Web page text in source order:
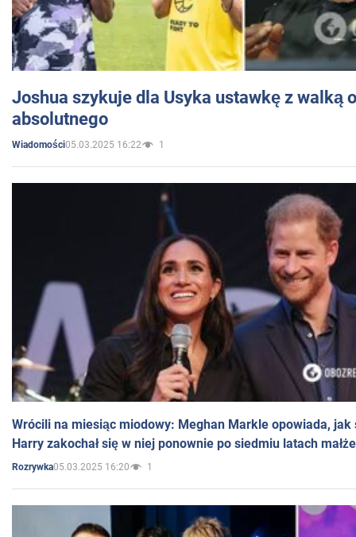
Joshua szykuje dla Usyka ustawkę z walką
absolutnego
Wiadomości05.03.2025 16:22 1
Wrócili na miesiąc miodowy: Meghan Markle opowiada, jak
Harry zakochał się w niej ponownie po siedmiu latach
Rozrywka05.03.2025 16:20 1